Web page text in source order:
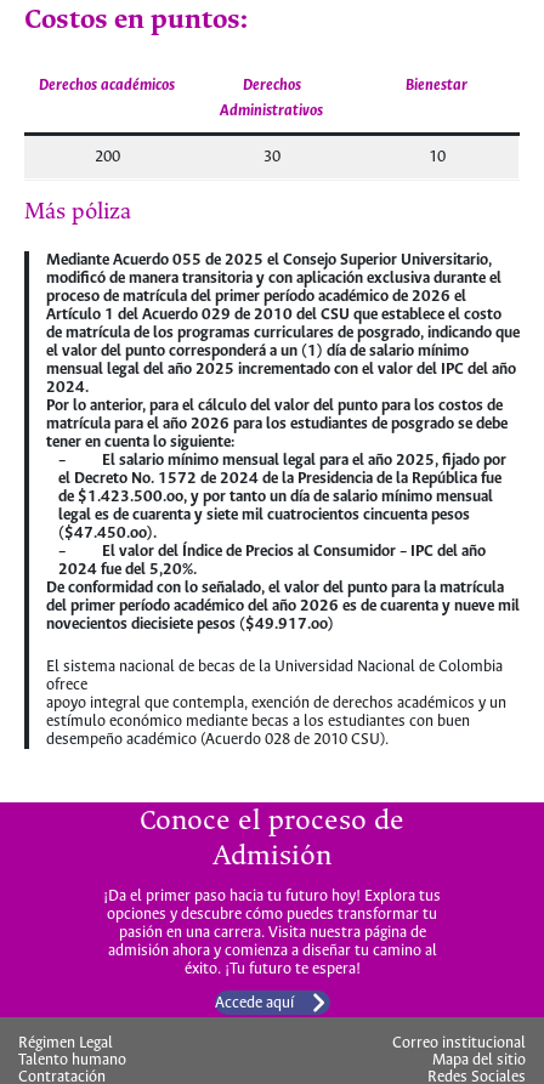
Costos en puntos:
Derechos académicos
Derechos
Administrativos
Bienestar
200 30 10
Más póliza
Mediante Acuerdo 055 de 2025 el Consejo Superior Universitario,
modificó de manera transitoria y con aplicación exclusiva durante el
proceso de matrícula del primer período académico de 2026 el
Artículo 1 del Acuerdo 029 de 2010 del CSU que establece el costo
de matrícula de los programas curriculares de posgrado, indicando que
el valor del punto corresponderá a un (1) día de salario mínimo
mensual legal del año 2025 incrementado con el valor del IPC del año
2024.
Por lo anterior, para el cálculo del valor del punto para los costos de
matrícula para el año 2026 para los estudiantes de posgrado se debe
tener en cuenta lo siguiente:
– El salario mínimo mensual legal para el año 2025, fijado por
el Decreto No. 1572 de 2024 de la Presidencia de la República fue
de $1.423.500.oo, y por tanto un día de salario mínimo mensual
legal es de cuarenta y siete mil cuatrocientos cincuenta pesos
($47.450.oo).
– El valor del Índice de Precios al Consumidor – IPC del año
2024 fue del 5,20%.
De conformidad con lo señalado, el valor del punto para la matrícula
del primer período académico del año 2026 es de cuarenta y nueve mil
novecientos diecisiete pesos ($49.917.oo)
El sistema nacional de becas de la Universidad Nacional de Colombia
ofrece
apoyo integral que contempla, exención de derechos académicos y un
estímulo económico mediante becas a los estudiantes con buen
desempeño académico (Acuerdo 028 de 2010 CSU).
Conoce el proceso de
Admisión
¡Da el primer paso hacia tu futuro hoy! Explora tus
opciones y descubre cómo puedes transformar tu
pasión en una carrera. Visita nuestra página de
admisión ahora y comienza a diseñar tu camino al
éxito. ¡Tu futuro te espera!
Accede aquí
Régimen Legal
Talento humano
Contratación
Correo institucional
Mapa del sitio
Redes Sociales